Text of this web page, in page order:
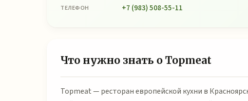
ТЕЛЕФОН +7 (983) 508-55-11
Что нужно знать о Topmeat
Topmeat — ресторан европейской кухни в